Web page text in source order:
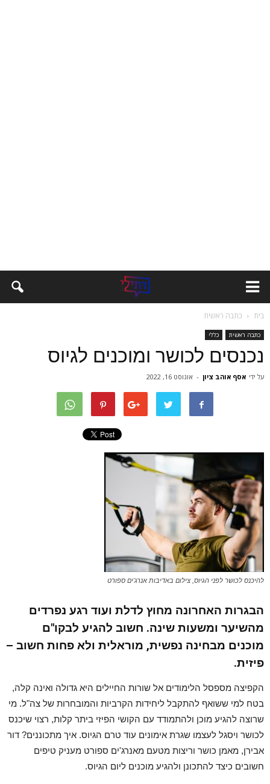
בית כתבה ראשית
כתבה ראשית כללי
נכנסים לכושר ומוכנים לגיוס
על ידי אסף אוהב ציון - אוגוסט 16, 2022
להיכנס לכושר לפני הגיוס, צילום באדיבות אנרג'ים ספורט
הבגרות האחרונה מחוץ לדלת ועוד רגע נפרדים
מהשיער ומשעות שינה. חשוב להגיע לבקו"ם
מוכנים מבחינה נפשית, מוראלית ולא פחות חשוב –
פיזית.
הקפיצה מספסל הלימודים אל שורות החיילים היא גדולה ואינה קלה,
בטח למי ששואף להתקבל ליחידות הקרביות והמובחרות של צה"ל. מי
שרוצה להגיע מוכן ולהתמודד עם הקושי הפיזי ביתר קלות, רצוי שיכנס
לכושר ויסגל לעצמו שגרת אימונים עוד טרם הגיוס. איך מתכוננים? דור
אבירן, מאמן כושר וריצות מטעם מאנרג'ים ספורט מעניק טיפים
חשובים כיצד להתכונן ולהגיע מוכנים ליום הגיוס.